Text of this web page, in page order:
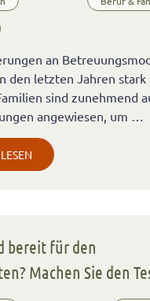
an
den letzten Jahren stark
sind zunehmend
angewiesen, um …
bereit für den
Machen Sie den